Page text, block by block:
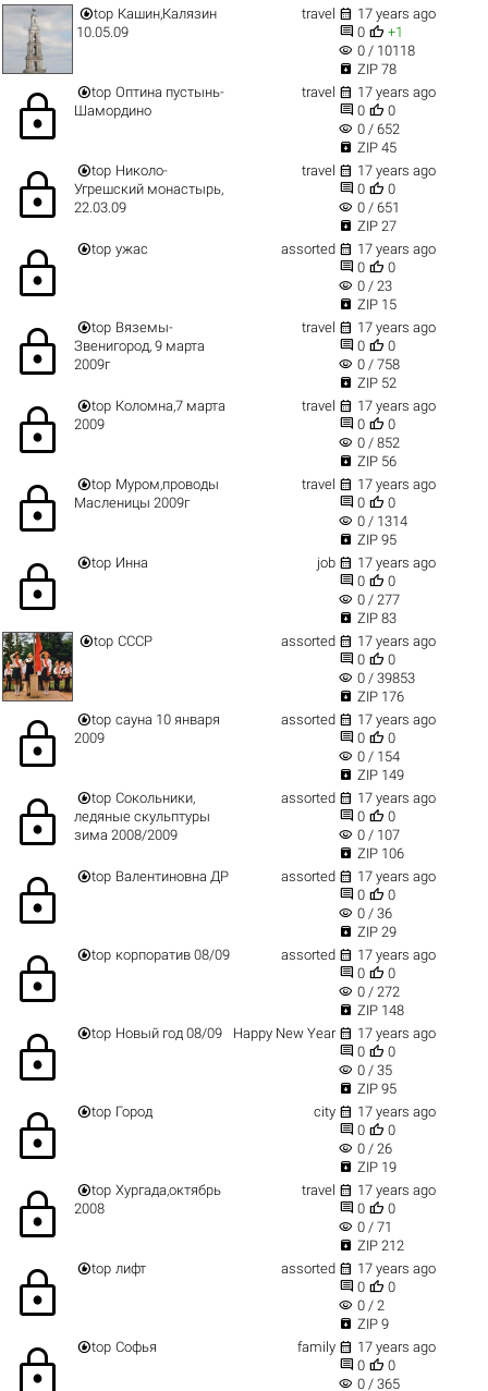
top Кашин,Калязин
10.05.09
travel  17 years ago
 0  +1
visibility 0 / 10118
 ZIP 78
lock top Оптина пустынь-
Шамордино
travel  17 years ago
 0  0
visibility 0 / 652
 ZIP 45
lock top Николо-
Угрешский монастырь,
22.03.09
travel  17 years ago
 0  0
visibility 0 / 651
 ZIP 27
lock top ужас assorted  17 years ago
 0  0
visibility 0 / 23
 ZIP 15
lock top Вяземы-
Звенигород, 9 марта
2009г
travel  17 years ago
 0  0
visibility 0 / 758
 ZIP 52
lock top Коломна,7 марта
2009
travel  17 years ago
 0  0
visibility 0 / 852
 ZIP 56
lock top Муром,проводы
Масленицы 2009г
travel  17 years ago
 0  0
visibility 0 / 1314
 ZIP 95
lock top Инна job  17 years ago
 0  0
visibility 0 / 277
 ZIP 83
top CCCР assorted  17 years ago
 0  0
visibility 0 / 39853
 ZIP 176
lock top сауна 10 января
2009
assorted  17 years ago
 0  0
visibility 0 / 154
 ZIP 149
lock top Сокольники,
ледяные скульптуры
зима 2008/2009
assorted  17 years ago
 0  0
visibility 0 / 107
 ZIP 106
lock top Валентиновна ДР assorted  17 years ago
 0  0
visibility 0 / 36
 ZIP 29
lock top корпоратив 08/09 assorted  17 years ago
 0  0
visibility 0 / 272
 ZIP 148
lock top Новый год 08/09 Happy New Year  17 years ago
 0  0
visibility 0 / 35
 ZIP 95
lock top Город city  17 years ago
 0  0
visibility 0 / 26
 ZIP 19
lock top Хургада,октябрь
2008
travel  17 years ago
 0  0
visibility 0 / 71
 ZIP 212
lock top лифт assorted  17 years ago
 0  0
visibility 0 / 2
 ZIP 9
lock top Софья family  17 years ago
 0  0
visibility 0 / 365